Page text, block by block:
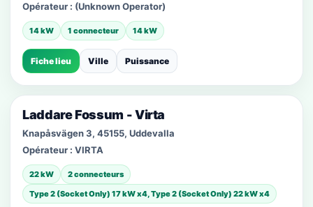
Opérateur : (Unknown Operator)
14 kW 1 connecteur 14 kW
Fiche lieu Ville Puissance
Laddare Fossum - Virta
Knapåsvägen 3, 45155, Uddevalla
Opérateur : VIRTA
22 kW
2 connecteurs
Type 2 (Socket Only) 17 kW x4, Type 2 (Socket Only) 22 kW x4